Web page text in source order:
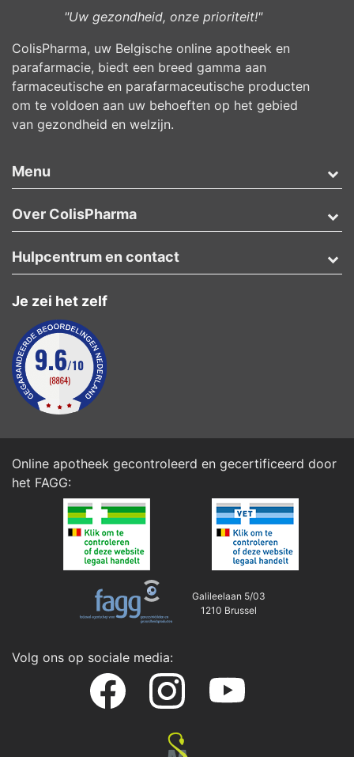
"Uw gezondheid, onze prioriteit!"
ColisPharma, uw Belgische online apotheek en
parafarmacie, biedt een breed gamma aan
farmaceutische en parafarmaceutische producten
om te voldoen aan uw behoeften op het gebied
van gezondheid en welzijn.
Menu
Over ColisPharma
Je zei het zelf
Hulpcentrum en contact
Online apotheek gecontroleerd en gecertificeerd door
het FAGG:
Galileelaan 5/03
1210 Brussel
Volg ons op sociale media: